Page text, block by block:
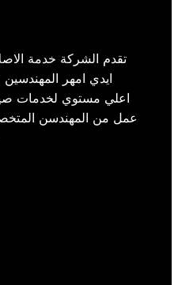
تقدم الشركة خدمة
ايدي امهر
اعلي مستوي لخدمات
عمل من المهندسن